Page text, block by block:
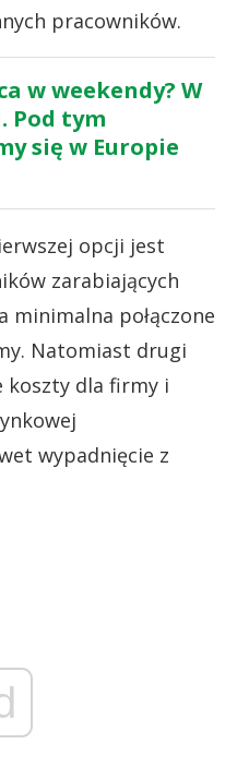
pracowników.
w weekendy? W
Pod tym
się w Europie
opcji jest
zarabiających
minimalna połączone
Natomiast drugi
koszty dla firmy i
wypadnięcie z